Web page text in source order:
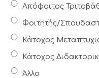
Απόφοιτος
Φοιτητής/
Κάτοχος
Κάτοχος
Άλλο